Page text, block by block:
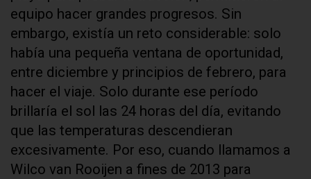
equipo hacer grandes progresos. Sin
embargo, existía un reto considerable: solo
había una pequeña ventana de oportunidad,
entre diciembre y principios de febrero, para
hacer el viaje. Solo durante ese período
brillaría el sol las 24 horas del día, evitando
que las temperaturas descendieran
excesivamente. Por eso, cuando llamamos a
Wilco van Rooijen a fines de 2013 para